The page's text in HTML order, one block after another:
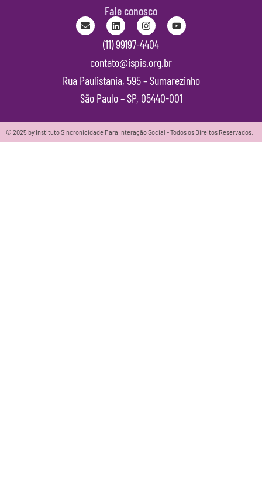
Fale conosco
(11) 99197-4404
contato@ispis.org.br
Rua Paulistania, 595 – Sumarezinho
São Paulo – SP, 05440-001
© 2025 by Instituto Sincronicidade Para Interação Social - Todos os Direitos Reservados.